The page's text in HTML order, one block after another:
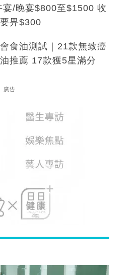
宴/晚宴$800至$1500 收
畀$300
食油測試｜21款無致癌
推薦 17款獲5星滿分
廣告